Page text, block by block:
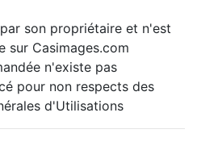
son propriétaire et n'est
sur Casimages.com
n'existe pas
pour non respects des
d'Utilisations